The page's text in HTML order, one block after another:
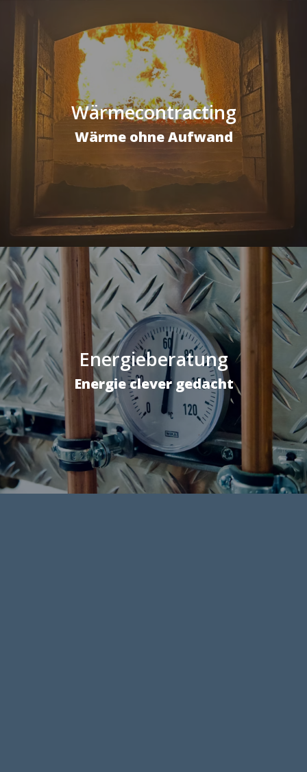
Wärmecontracting
Wärme ohne Aufwand
Energieberatung
Energie clever gedacht